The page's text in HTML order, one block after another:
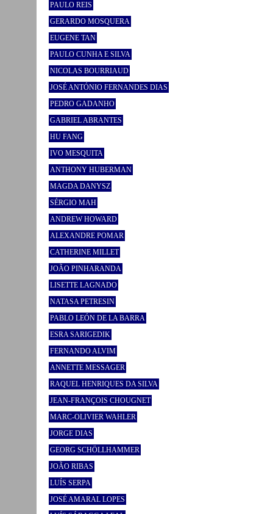
PAULO REIS
GERARDO MOSQUERA
EUGENE TAN
PAULO CUNHA E SILVA
NICOLAS BOURRIAUD
JOSÉ ANTÓNIO FERNANDES DIAS
PEDRO GADANHO
GABRIEL ABRANTES
HU FANG
IVO MESQUITA
ANTHONY HUBERMAN
MAGDA DANYSZ
SÉRGIO MAH
ANDREW HOWARD
ALEXANDRE POMAR
CATHERINE MILLET
JOÃO PINHARANDA
LISETTE LAGNADO
NATASA PETRESIN
PABLO LEÓN DE LA BARRA
ESRA SARIGEDIK
FERNANDO ALVIM
ANNETTE MESSAGER
RAQUEL HENRIQUES DA SILVA
JEAN-FRANÇOIS CHOUGNET
MARC-OLIVIER WAHLER
JORGE DIAS
GEORG SCHÖLLHAMMER
JOÃO RIBAS
LUÍS SERPA
JOSÉ AMARAL LOPES